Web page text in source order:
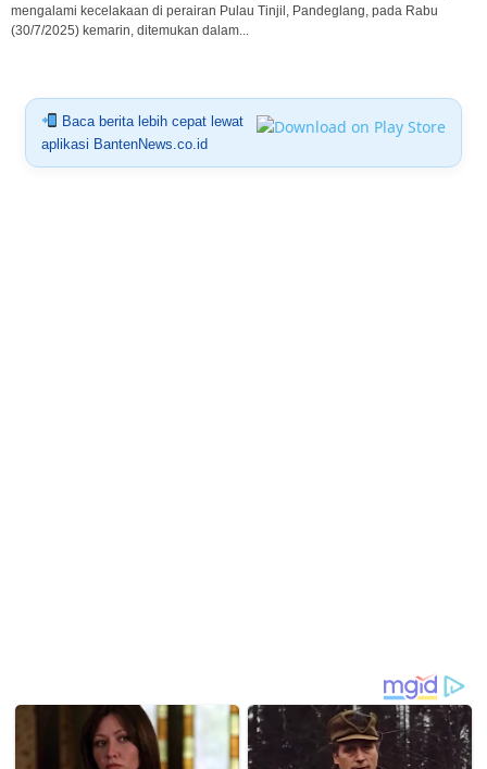
mengalami kecelakaan di perairan Pulau Tinjil, Pandeglang, pada Rabu
(30/7/2025) kemarin, ditemukan dalam...
Baca berita lebih cepat lewat
aplikasi BantenNews.co.id